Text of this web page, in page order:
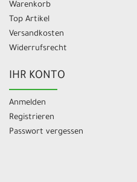
Warenkorb
Top Artikel
Versandkosten
Widerrufsrecht
IHR KONTO
Anmelden
Registrieren
Passwort vergessen